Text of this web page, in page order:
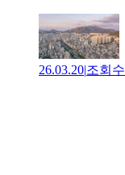
26.03.20|조회수